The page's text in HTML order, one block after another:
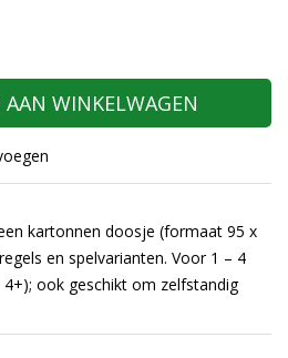
AAN WINKELWAGEN
kartonnen doosje (formaat 95 x
en spelvarianten. Voor 1 – 4
ook geschikt om zelfstandig